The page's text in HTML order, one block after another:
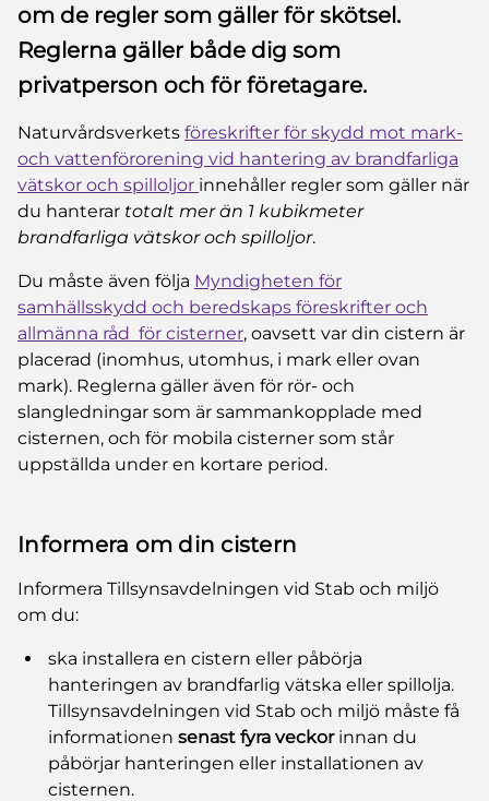
om de regler som gäller för skötsel.
Reglerna gäller både dig som
privatperson och för företagare.
Naturvårdsverkets föreskrifter för skydd mot mark-
och vattenförorening vid hantering av brandfarliga
vätskor och spilloljor innehåller regler som gäller när
du hanterar totalt mer än 1 kubikmeter
brandfarliga vätskor och spilloljor.
Du måste även följa Myndigheten för
samhällsskydd och beredskaps föreskrifter och
allmänna råd för cisterner, oavsett var din cistern är
placerad (inomhus, utomhus, i mark eller ovan
mark). Reglerna gäller även för rör- och
slangledningar som är sammankopplade med
cisternen, och för mobila cisterner som står
uppställda under en kortare period.
Informera om din cistern
Informera Tillsynsavdelningen vid Stab och miljö
om du:
ska installera en cistern eller påbörja
hanteringen av brandfarlig vätska eller spillolja.
Tillsynsavdelningen vid Stab och miljö måste få
informationen senast fyra veckorinnan du
påbörjar hanteringen eller installationen av
cisternen.